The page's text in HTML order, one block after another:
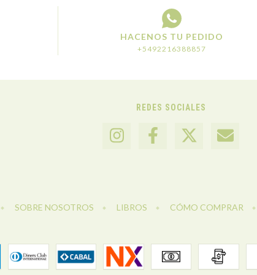
HACENOS TU PEDIDO
+5492216388857
REDES SOCIALES
SOBRE NOSOTROS LIBROS CÓMO COMPRAR